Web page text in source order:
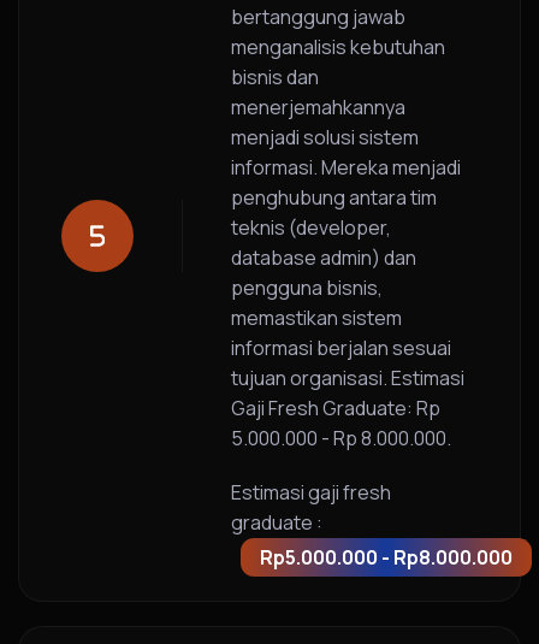
bertanggung jawab
menganalisis kebutuhan
bisnis dan
menerjemahkannya
menjadi solusi sistem
informasi. Mereka menjadi
penghubung antara tim
teknis (developer,
database admin) dan
pengguna bisnis,
memastikan sistem
informasi berjalan sesuai
tujuan organisasi. Estimasi
Gaji Fresh Graduate: Rp
5.000.000 - Rp 8.000.000.
Estimasi gaji fresh
graduate :
Rp5.000.000 - Rp8.000.000